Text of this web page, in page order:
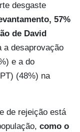
desgaste
57%
de David
a desaprovação
e a do
(48%) na
de rejeição está
como o